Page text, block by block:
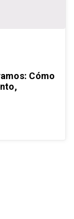
Cómo